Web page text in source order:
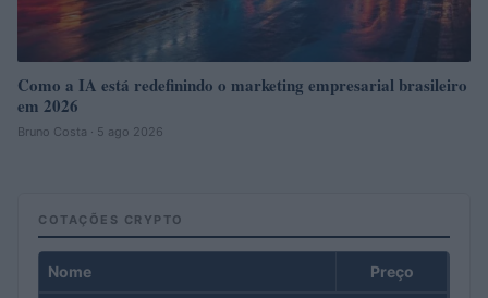
Como a IA está redefinindo o marketing empresarial brasileiro
em 2026
Bruno Costa · 5 ago 2026
COTAÇÕES CRYPTO
Nome Preço